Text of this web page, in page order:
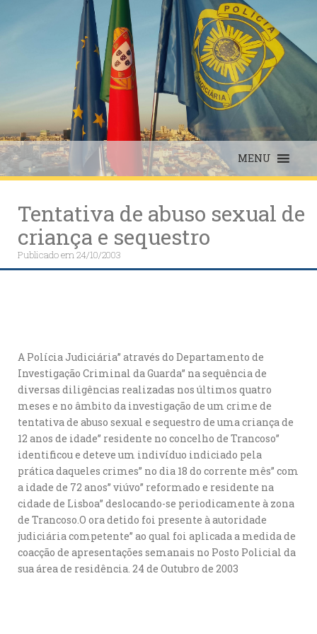
MENU
Tentativa de abuso sexual de
criança e sequestro
Publicado em24/10/2003
A Polícia Judiciária” através do Departamento de
Investigação Criminal da Guarda” na sequência de
diversas diligências realizadas nos últimos quatro
meses e no âmbito da investigação de um crime de
tentativa de abuso sexual e sequestro de uma criança de
12 anos de idade” residente no concelho de Trancoso”
identificou e deteve um indivíduo indiciado pela
prática daqueles crimes” no dia 18 do corrente mês” com
a idade de 72 anos” viúvo” reformado e residente na
cidade de Lisboa” deslocando-se periodicamente à zona
de Trancoso.O ora detido foi presente à autoridade
judiciária competente” ao qual foi aplicada a medida de
coacção de apresentações semanais no Posto Policial da
sua área de residência. 24 de Outubro de 2003